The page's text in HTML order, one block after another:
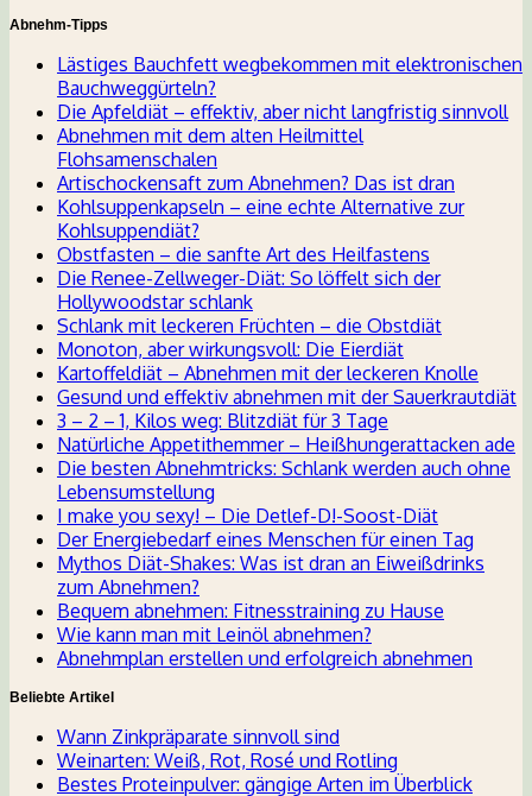
Abnehm-Tipps
Lästiges Bauchfett wegbekommen mit elektronischen
Bauchweggürteln?
Die Apfeldiät – effektiv, aber nicht langfristig sinnvoll
Abnehmen mit dem alten Heilmittel
Flohsamenschalen
Artischockensaft zum Abnehmen? Das ist dran
Kohlsuppenkapseln – eine echte Alternative zur
Kohlsuppendiät?
Obstfasten – die sanfte Art des Heilfastens
Die Renee-Zellweger-Diät: So löffelt sich der
Hollywoodstar schlank
Schlank mit leckeren Früchten – die Obstdiät
Monoton, aber wirkungsvoll: Die Eierdiät
Kartoffeldiät – Abnehmen mit der leckeren Knolle
Gesund und effektiv abnehmen mit der Sauerkrautdiät
3 – 2 – 1, Kilos weg: Blitzdiät für 3 Tage
Natürliche Appetithemmer – Heißhungerattacken ade
Die besten Abnehmtricks: Schlank werden auch ohne
Lebensumstellung
I make you sexy! – Die Detlef-D!-Soost-Diät
Der Energiebedarf eines Menschen für einen Tag
Mythos Diät-Shakes: Was ist dran an Eiweißdrinks
zum Abnehmen?
Bequem abnehmen: Fitnesstraining zu Hause
Wie kann man mit Leinöl abnehmen?
Abnehmplan erstellen und erfolgreich abnehmen
Beliebte Artikel
Wann Zinkpräparate sinnvoll sind
Weinarten: Weiß, Rot, Rosé und Rotling
Bestes Proteinpulver: gängige Arten im Überblick